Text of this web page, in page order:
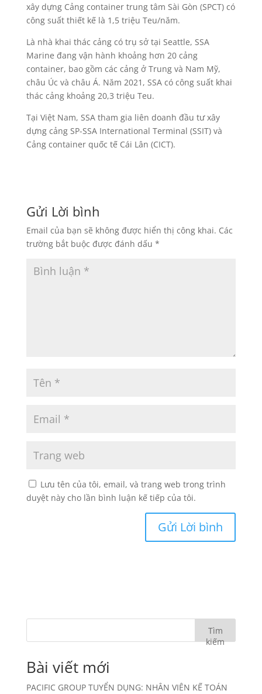
xây dựng Cảng container trung tâm Sài Gòn (SPCT) có
công suất thiết kế là 1,5 triệu Teu/năm.
Là nhà khai thác cảng có trụ sở tại Seattle, SSA
Marine đang vận hành khoảng hơn 20 cảng
container, bao gồm các cảng ở Trung và Nam Mỹ,
châu Úc và châu Á. Năm 2021, SSA có công suất khai
thác cảng khoảng 20,3 triệu Teu.
Tại Việt Nam, SSA tham gia liên doanh đầu tư xây
dựng cảng SP-SSA International Terminal (SSIT) và
Cảng container quốc tế Cái Lân (CICT).
Gửi Lời bình
Email của bạn sẽ không được hiển thị công khai. Các
trường bắt buộc được đánh dấu *
Lưu tên của tôi, email, và trang web trong trình
duyệt này cho lần bình luận kế tiếp của tôi.
Tìm
kiếm
Bài viết mới
PACIFIC GROUP TUYỂN DỤNG: NHÂN VIÊN KẾ TOÁN